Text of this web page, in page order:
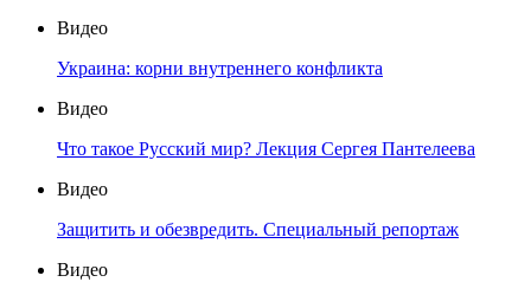
Видео
Украина: корни внутреннего конфликта
Видео
Что такое Русский мир? Лекция Сергея Пантелеева
Видео
Защитить и обезвредить. Специальный репортаж
Видео